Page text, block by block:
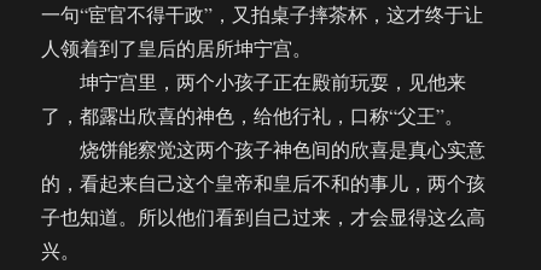
一句“宦官不得干政”，又拍桌子摔茶杯，这才终于让
人领着到了皇后的居所坤宁宫。
坤宁宫里，两个小孩子正在殿前玩耍，见他来
了，都露出欣喜的神色，给他行礼，口称“父王”。
烧饼能察觉这两个孩子神色间的欣喜是真心实意
的，看起来自己这个皇帝和皇后不和的事儿，两个孩
子也知道。所以他们看到自己过来，才会显得这么高
兴。